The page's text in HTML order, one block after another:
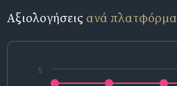
Αξιολογήσεις ανά πλατφόρμα
5